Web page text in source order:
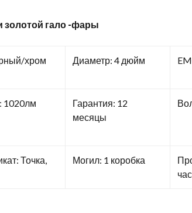
золотой гало -фары
хром Диаметр: 4 дюйм
1020лм
Гарантия: 12
месяцы
Точка,
Могил: 1 коробка